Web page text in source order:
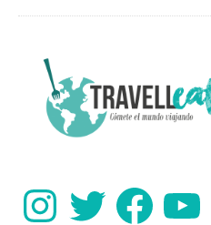
PRIMARY
SIDEBAR
InstagramTwitter FacebookYouTube